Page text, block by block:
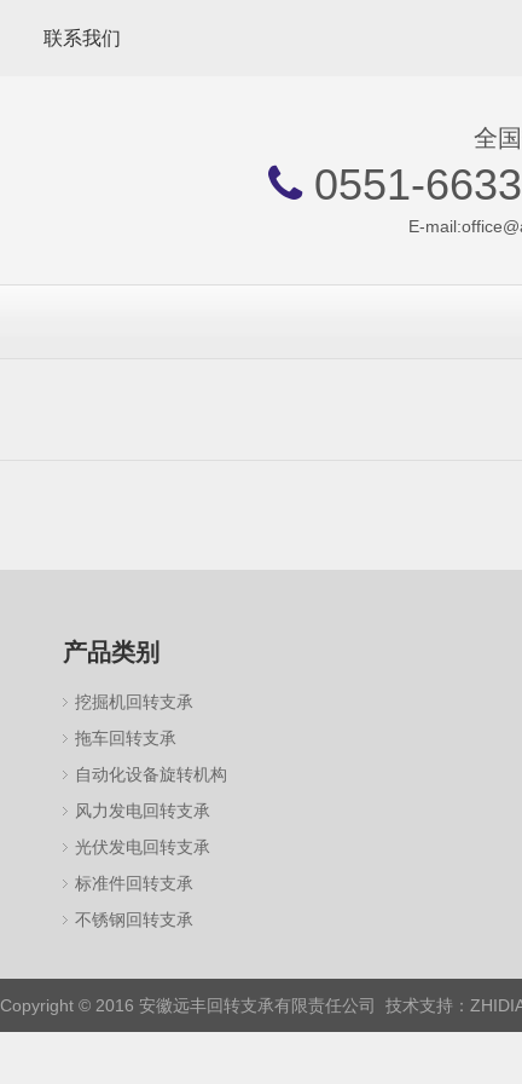
联系我们
全
0551-
E-mail:
产品类别
挖掘机回转支承
拖车回转支承
自动化设备旋转机构
风力发电回转支承
光伏发电回转支承
标准件回转支承
不锈钢回转支承
Copyright © 2016 安徽远丰回转支承有限责任公司 技术支持：